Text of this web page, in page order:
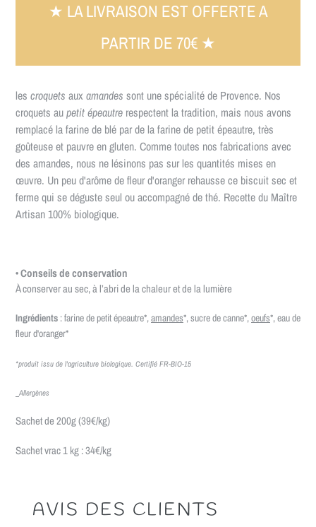
★ LA LIVRAISON EST OFFERTE A
PARTIR DE 70€ ★
les croquets aux amandes sont une spécialité de Provence. Nos
croquets aupetit épeautre respectent la tradition, mais nous avons
remplacé la farine de blé par de la farine de petit épeautre, très
goûteuse et pauvre en gluten. Comme toutes nos fabrications avec
des amandes, nous ne lésinons pas sur les quantités mises en
œuvre. Un peu d'arôme de fleur d'oranger rehausse ce biscuit sec et
ferme qui se déguste seul ou accompagné de thé. Recette du Maître
Artisan 100% biologique.
• Conseils de conservation
À conserver au sec, à l’abri de la chaleur et de la lumière
Ingrédients : farine de petit épeautre*,amandes*, sucre de canne*,oeufs*, eau de
fleur d'oranger*
*produit issu de l'agriculture biologique. Certifié FR-BIO-15
Allergènes
Sachet de 200g (39€/kg)
Sachet vrac 1 kg : 34€/kg
AVIS DES CLIENTS